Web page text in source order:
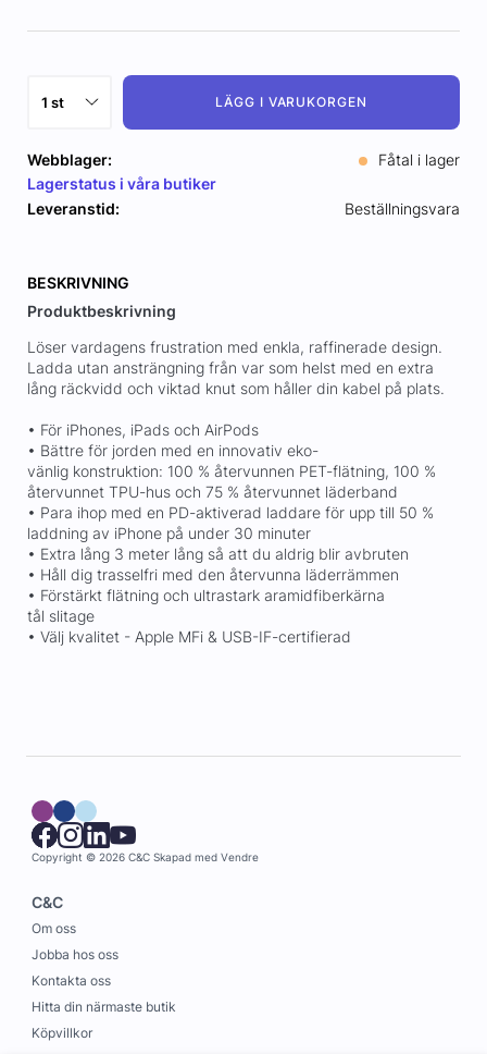
LÄGG I VARUKORGEN
Webblager:
Fåtal i lager
Lagerstatus i våra butiker
Leveranstid:
Beställningsvara
BESKRIVNING
Produktbeskrivning
Löser vardagens frustration med enkla, raffinerade design.
Ladda utan ansträngning från var som helst med en extra
lång räckvidd och viktad knut som håller din kabel på plats.
• För iPhones, iPads och AirPods
• Bättre för jorden med en innovativ eko-
vänlig konstruktion: 100 % återvunnen PET-flätning, 100 %
återvunnet TPU-hus och 75 % återvunnet läderband
• Para ihop med en PD-aktiverad laddare för upp till 50 %
laddning av iPhone på under 30 minuter
• Extra lång 3 meter lång så att du aldrig blir avbruten
• Håll dig trasselfri med den återvunna läderrämmen
• Förstärkt flätning och ultrastark aramidfiberkärna
tål slitage
• Välj kvalitet - Apple MFi & USB-IF-certifierad
Copyright © 2026 C&C Skapad med Vendre
C&C
Om oss
Jobba hos oss
Kontakta oss
Hitta din närmaste butik
Köpvillkor